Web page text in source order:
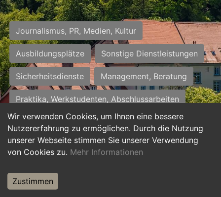
Wir verwenden Cookies, um Ihnen eine bessere
Nutzererfahrung zu ermöglichen. Durch die Nutzung
unserer Webseite stimmen Sie unserer Verwendung
von Cookies zu. Mehr Informationen
Zustimmen
Journalismus, PR, Medien, Kultur
Ausbildungsplätze Sonstige Dienstleistungen
Sicherheitsdienste Management, Beratung
Praktika, Werkstudenten, Abschlussarbeiten
Personalwesen Assistenz, Sekretariat
Hilfskräfte, Aushilfs- und Nebenjobs
Weiterbildung, Studium, duale Ausbildung